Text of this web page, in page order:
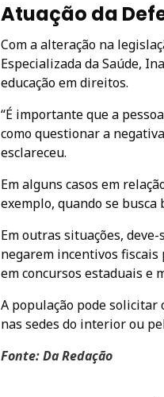
Atuação da
Com a alteração na
Especializada da Saúde,
educação em direitos.
“É importante que a
como questionar a
esclareceu.
Em alguns casos em
exemplo, quando se
Em outras situações,
negarem incentivos fiscais
em concursos estaduais e
A população pode solicitar
nas sedes do interior ou
Fonte: Da Redação